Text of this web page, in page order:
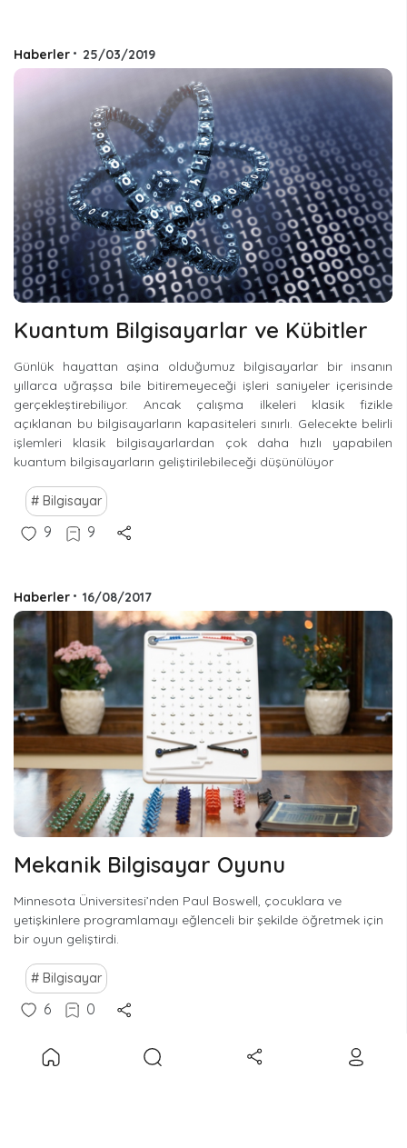
Haberler • 25/03/2019
Kuantum Bilgisayarlar ve Kübitler
Günlük hayattan aşina olduğumuz bilgisayarlar bir insanın
yıllarca uğraşsa bile bitiremeyeceği işleri saniyeler içerisinde
gerçekleştirebiliyor. Ancak çalışma ilkeleri klasik fizikle
açıklanan bu bilgisayarların kapasiteleri sınırlı. Gelecekte belirli
işlemleri klasik bilgisayarlardan çok daha hızlı yapabilen
kuantum bilgisayarların geliştirilebileceği düşünülüyor
Bilgisayar
9 9
Haberler • 16/08/2017
Mekanik Bilgisayar Oyunu
Minnesota Üniversitesi’nden Paul Boswell, çocuklara ve
yetişkinlere programlamayı eğlenceli bir şekilde öğretmek için
bir oyun geliştirdi.
Bilgisayar
6 0